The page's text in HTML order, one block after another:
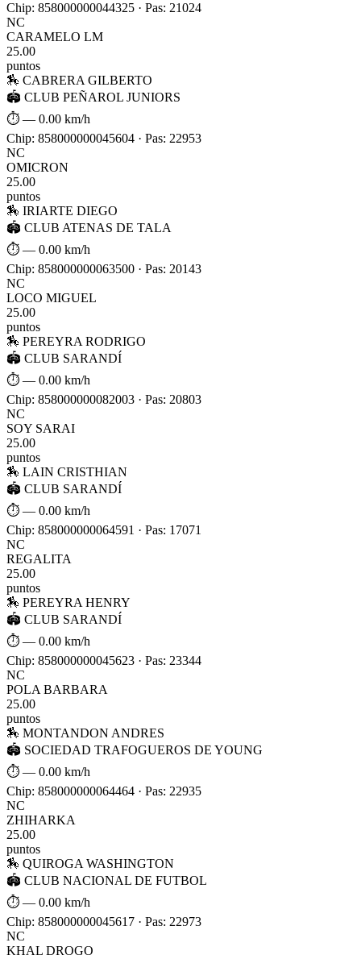
Chip: 858000000044325 · Pas: 21024
NC
CARAMELO LM
25.00
puntos
🏇 CABRERA GILBERTO
🏟 CLUB PEÑAROL JUNIORS
⏱ — 0.00 km/h
Chip: 858000000045604 · Pas: 22953
NC
OMICRON
25.00
puntos
🏇 IRIARTE DIEGO
🏟 CLUB ATENAS DE TALA
⏱ — 0.00 km/h
Chip: 858000000063500 · Pas: 20143
NC
LOCO MIGUEL
25.00
puntos
🏇 PEREYRA RODRIGO
🏟 CLUB SARANDÍ
⏱ — 0.00 km/h
Chip: 858000000082003 · Pas: 20803
NC
SOY SARAI
25.00
puntos
🏇 LAIN CRISTHIAN
🏟 CLUB SARANDÍ
⏱ — 0.00 km/h
Chip: 858000000064591 · Pas: 17071
NC
REGALITA
25.00
puntos
🏇 PEREYRA HENRY
🏟 CLUB SARANDÍ
⏱ — 0.00 km/h
Chip: 858000000045623 · Pas: 23344
NC
POLA BARBARA
25.00
puntos
🏇 MONTANDON ANDRES
🏟 SOCIEDAD TRAFOGUEROS DE YOUNG
⏱ — 0.00 km/h
Chip: 858000000064464 · Pas: 22935
NC
ZHIHARKA
25.00
puntos
🏇 QUIROGA WASHINGTON
🏟 CLUB NACIONAL DE FUTBOL
⏱ — 0.00 km/h
Chip: 858000000045617 · Pas: 22973
NC
KHAL DROGO